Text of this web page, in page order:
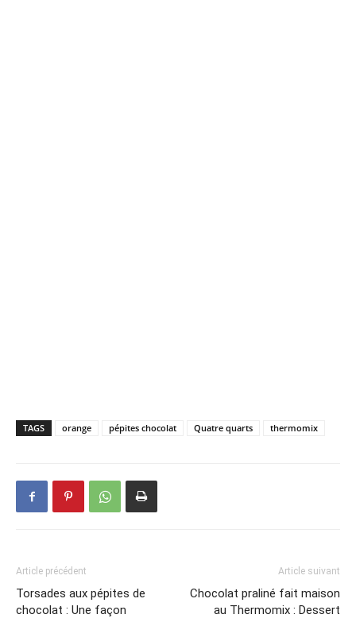
TAGS orange pépites chocolat Quatre quarts thermomix
Article précédent
Torsades aux pépites de
chocolat : Une façon
Article suivant
Chocolat praliné fait maison
au Thermomix : Dessert